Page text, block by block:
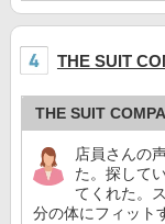
THE SUIT
THE SUIT
店員さんの
た。探して
てくれた。
分の体にフィット